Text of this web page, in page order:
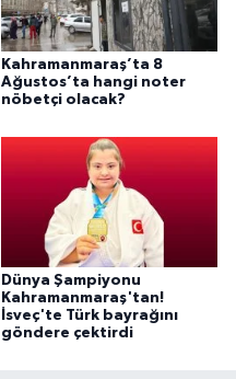
Kahramanmaraş’ta 8
Ağustos’ta hangi noter
nöbetçi olacak?
Dünya Şampiyonu
Kahramanmaraş'tan!
İsveç'te Türk bayrağını
göndere çektirdi